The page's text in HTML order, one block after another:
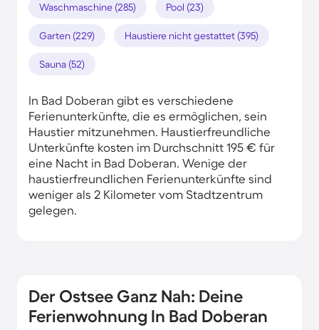
Waschmaschine (285) Pool (23)
Garten (229) Haustiere nicht gestattet (395)
Sauna (52)
In Bad Doberan gibt es verschiedene
Ferienunterkünfte, die es ermöglichen, sein
Haustier mitzunehmen. Haustierfreundliche
Unterkünfte kosten im Durchschnitt 195 € für
eine Nacht in Bad Doberan. Wenige der
haustierfreundlichen Ferienunterkünfte sind
weniger als 2 Kilometer vom Stadtzentrum
gelegen.
Der Ostsee Ganz Nah: Deine
Ferienwohnung In Bad Doberan